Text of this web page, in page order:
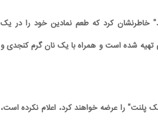
خاطرنشان کرد که طعم نمادین خود را در یک
تهیه شده است و همراه با یک نان گرم کنجدی و
را عرضه خواهند کرد، اعلام نکرده است،